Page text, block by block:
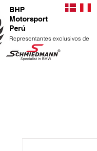
BHP
Motorsport
Perú
Representantes exclusivos de